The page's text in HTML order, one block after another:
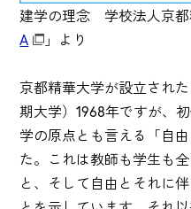
建学の理念 学校法人京
A
」より
京都精華大学が設立され
期大学）1968年ですが、
学の原点とも言える「自
た。これは教師も学生も
と、そして自由とそれに